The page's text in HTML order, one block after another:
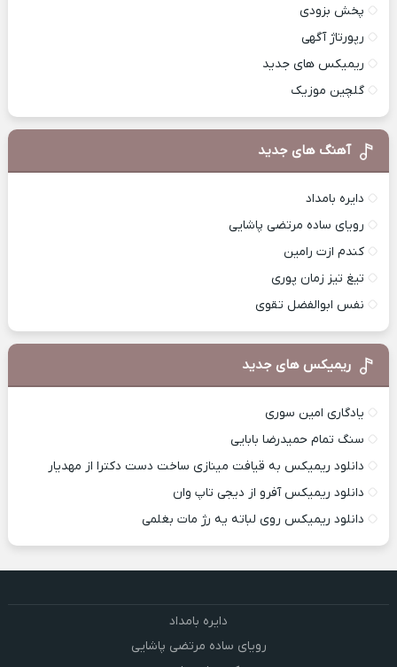
پخش بزودی
رپورتاژ آگهی
ریمیکس های جدید
گلچین موزیک
آهنگ های جدید
دایره بامداد
رویای ساده مرتضی پاشایی
کندم ازت رامین
تیغ تیز زمان پوری
نفس ابوالفضل تقوی
ریمیکس های جدید
یادگاری امین سوری
سنگ تمام حمیدرضا بابایی
دانلود ریمیکس به قیافت مینازی ساخت دست دکترا از مهدیار
دانلود ریمیکس آفرو از ديجی تاپ وان
دانلود ریمیکس روی لباته یه رژ مات بغلمی
دایره بامداد
رویای ساده مرتضی پاشایی